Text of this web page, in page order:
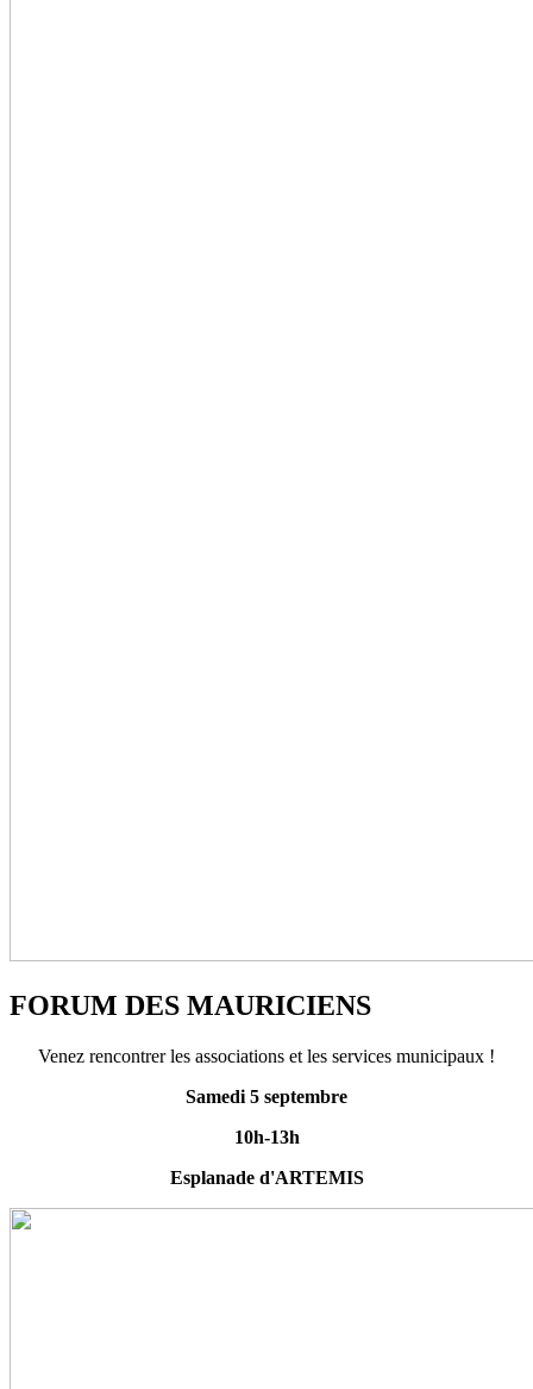
FORUM DES MAURICIENS
Venez rencontrer les associations et les services municipaux !
Samedi 5 septembre
10h-13h
Esplanade d'ARTEMIS